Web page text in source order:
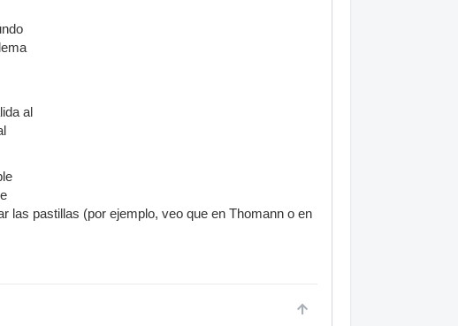
al
las pastillas (por ejemplo, veo que en Thomann o en